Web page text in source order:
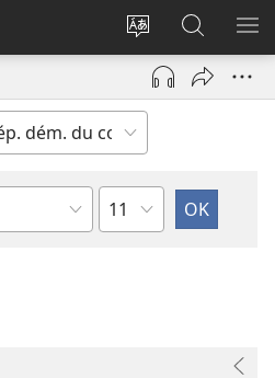
Soba
ndinga
ya
site
yai
Kukota
(ke
kangula
ya
mpa)
Kusosa
na
JW.ORG
Kapu